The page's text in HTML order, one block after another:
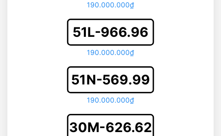
190.000.000₫
51L-966.96
190.000.000₫
51N-569.99
190.000.000₫
30M-626.62